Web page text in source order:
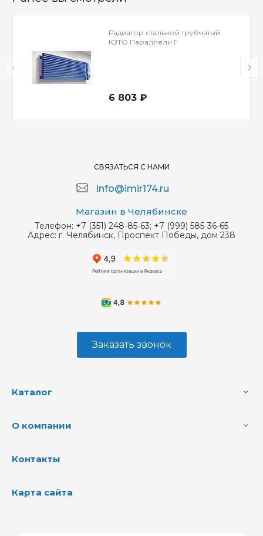
Радиатор стальной трубчатый
КЗТО Параллели Г
6 803 ₽
СВЯЗАТЬСЯ С НАМИ
info@imir174.ru
Магазин в Челябинске
Телефон: +7 (351) 248-85-63; +7 (999) 585-36-65
Адрес: г. Челябинск, Проспект Победы, дом 238
Заказать звонок
Каталог
О компании
Контакты
Карта сайта